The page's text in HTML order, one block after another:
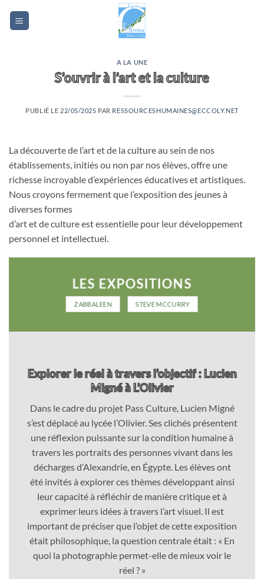
A LA UNE
S’ouvrir à l’art et la culture
PUBLIÉ LE 22/05/2025 PAR RESSOURCESHUMAINES@ECCOLY.NET
La découverte de l’art et de la culture au sein de nos
établissements, initiés ou non par nos élèves, offre une
richesse incroyable d’expériences éducatives et artistiques.
Nous croyons fermement que l’exposition des jeunes à
diverses formes
d’art et de culture est essentielle pour leur développement
personnel et intellectuel.
LES EXPOSITIONS
ZABBALEEN STEVE MCCURRY
Explorer le réel à travers l’objectif : Lucien
Migné à L’Olivier
Dans le cadre du projet Pass Culture, Lucien Migné
s’est déplacé au lycée l’Olivier. Ses clichés présentent
une réflexion puissante sur la condition humaine à
travers les portraits des personnes vivant dans les
décharges d’Alexandrie, en Égypte. Les élèves ont
été invités à explorer ces thèmes développant ainsi
leur capacité à réfléchir de manière critique et à
exprimer leurs idées à travers l’art visuel. Il est
important de préciser que l’objet de cette exposition
était philosophique, la question centrale était : « En
quoi la photographie permet-elle de mieux voir le
réel ? »